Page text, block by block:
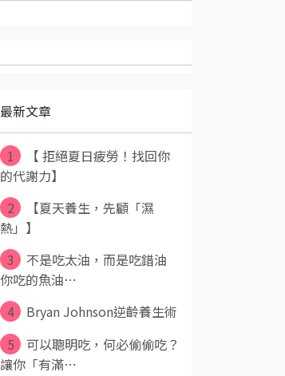
最新文章
1
【 拒絕夏日疲勞！找回你
的代謝力】
2
​ 【夏天養生，先顧「濕
熱」】 ​
3
​ 不是吃太油，而是吃錯油
你吃的魚油⋯
4
Bryan Johnson逆齡養生術
5
​ 可以聰明吃，何必偷偷吃？
讓你「有滿⋯